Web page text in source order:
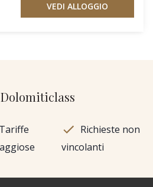
VEDI ALLOGGIO
Tariffe
Richieste non
vincolanti